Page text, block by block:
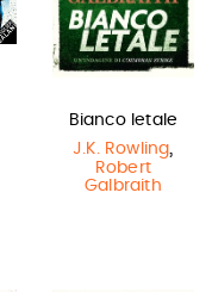
Bianco letale
J.K. Rowling,
Robert
Galbraith